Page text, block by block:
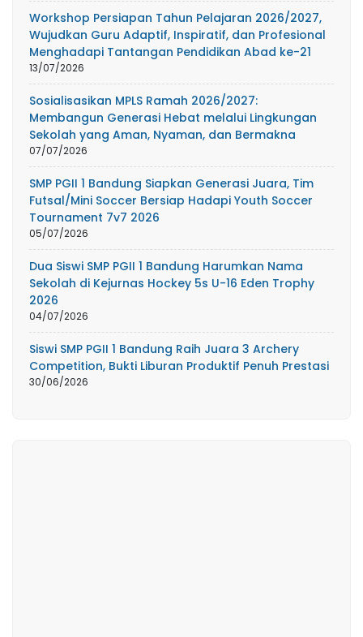
Workshop Persiapan Tahun Pelajaran 2026/2027,
Wujudkan Guru Adaptif, Inspiratif, dan Profesional
Menghadapi Tantangan Pendidikan Abad ke-21
13/07/2026
Sosialisasikan MPLS Ramah 2026/2027:
Membangun Generasi Hebat melalui Lingkungan
Sekolah yang Aman, Nyaman, dan Bermakna
07/07/2026
SMP PGII 1 Bandung Siapkan Generasi Juara, Tim
Futsal/Mini Soccer Bersiap Hadapi Youth Soccer
Tournament 7v7 2026
05/07/2026
Dua Siswi SMP PGII 1 Bandung Harumkan Nama
Sekolah di Kejurnas Hockey 5s U-16 Eden Trophy
2026
04/07/2026
Siswi SMP PGII 1 Bandung Raih Juara 3 Archery
Competition, Bukti Liburan Produktif Penuh Prestasi
30/06/2026